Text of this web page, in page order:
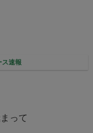
ス速報
って